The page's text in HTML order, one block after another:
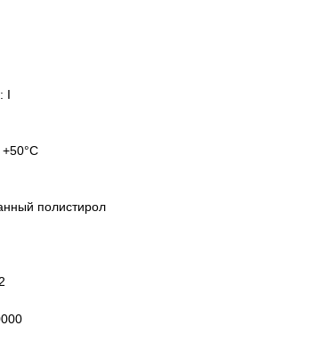
I
полистирол